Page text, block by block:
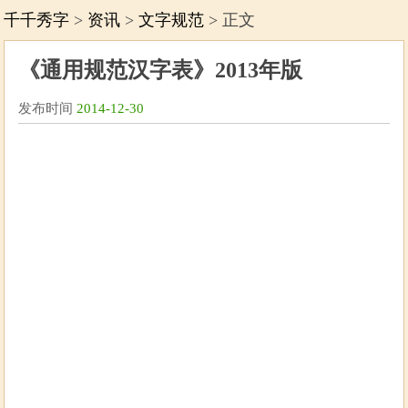
千千秀字 > 资讯 >文字规范 > 正文
《通用规范汉字表》2013年版
发布时间 2014-12-30